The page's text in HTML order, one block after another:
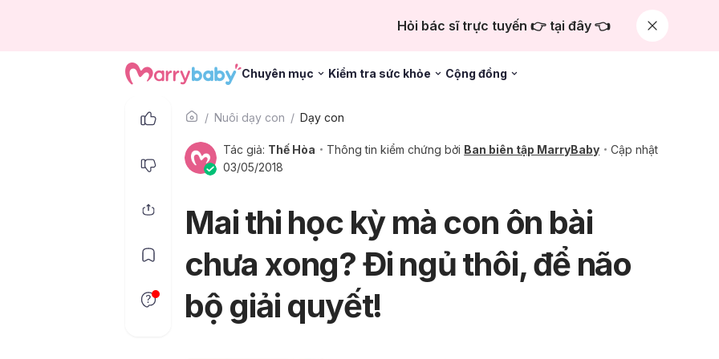
Hỏi bác sĩ trực tuyến 👉 tại đây 👈
Chuyên mục Kiểm tra sức khỏe Cộng đồng
Nuôi dạy con Dạy con
Tác giả: Thế Hòa Thông tin kiểm chứng bởi Ban biên tập MarryBaby
Cập nhật
03/05/2018
Mai thi học kỳ mà con ôn bài
chưa xong? Đi ngủ thôi, để não
bộ giải quyết!